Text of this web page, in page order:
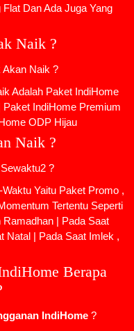
Dan Ada Juga Yang
Naik ?
Naik ?
Adalah Paket IndiHome
Paket IndiHome Premium
ODP Hijau
Naik ?
?
Yaitu Paket Promo ,
Tertentu Seperti
| Pada Saat
Natal | Pada Saat Imlek ,
Berapa
IndiHome ?